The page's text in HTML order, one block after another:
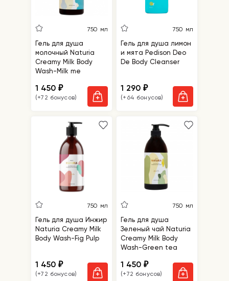
750 мл
Гель для душа
молочный Naturia
Creamy Milk Body
Wash-Milk me
1 450₽
(+72 бонусов)
750 мл
Гель для душа лимон
и мята Pedison Deo
De Body Cleanser
1 290₽
(+64 бонусов)
750 мл
Гель для душа Инжир
Naturia Creamy Milk
Body Wash-Fig Pulp
1 450₽
(+72 бонусов)
750 мл
Гель для душа
Зеленый чай Naturia
Creamy Milk Body
Wash-Green tea
1 450₽
(+72 бонусов)